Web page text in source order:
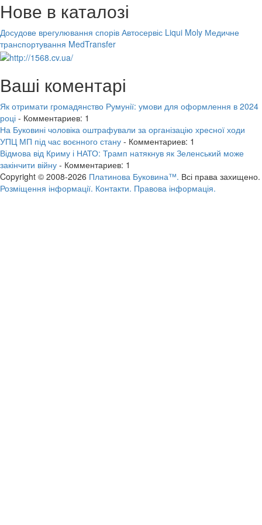
Нове в каталозі
Досудове врегулювання спорів Автосервіс Liqui Moly Медичне
транспортування MedTransfer
Ваші коментарі
Як отримати громадянство Румунії: умови для оформлення в 2024
році - Комментариев: 1
На Буковині чоловіка оштрафували за організацію хресної ходи
УПЦ МП під час воєнного стану - Комментариев: 1
Відмова від Криму і НАТО: Трамп натякнув як Зеленський може
закінчити війну - Комментариев: 1
Copyright © 2008-2026 Платинова Буковина™. Всі права захищено.
Розміщення інформації. Контакти. Правова інформація.